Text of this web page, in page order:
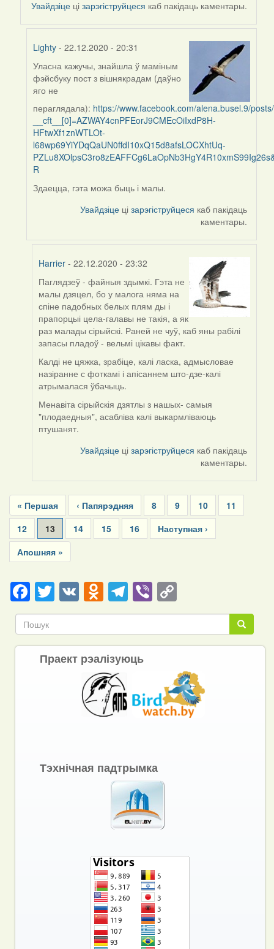
Увайдзіце цізарэгіструйцеся каб пакідаць каментары.
Lighty- 22.12.2020 - 20:31
In
reply
to
by
Harrier
Уласна кажучы, знайшла ў маміным
фэйсбуку пост з вішнякрадам (даўно
яго не
пераглядала): https://www.facebook.com/alena.busel.9/
__cft__[0]=AZWAY4cnPFEorJ9CMEcOiIxdP8H-
HFtwXf1znWTLOt-
l68wp69YiYDqQaUN0ffdI10xQ15d8afsLOCXhtUq-
R
Здаецца, гэта можа быць і малы.
Увайдзіце цізарэгіструйцеся каб пакідаць
каментары.
Harrier - 22.12.2020 - 23:32
In
reply
to
by
Lighty
Паглядзеў - файныя здымкі. Гэта не
малы дзяцел, бо у малога няма на
спіне падобных белых плям ды і
прапорцыі цела-галавы не такія, а як
раз малады сірыйскі. Раней не чуў, каб яны рабілі
запасы пладоў - вельмі цікавы факт.
Калді не цяжка, зрабіце, калі ласка, адмысловае
назіранне с фоткамі і апісаннем што-дзе-калі
атрымалася ўбачыць.
Менавіта сірыйскія дзятлы з нашых- самыя
"плодаедныя", асабліва калі выкармліваюць
птушанят.
Увайдзіце цізарэгіструйцеся каб пакідаць
каментары.
Pagination
First
page
« Першая
Previous
page
‹ Папярэдняя Page
8 Page
9 Page
10 Page
11
Page
12
Current
page
13 Page
14 Page
15 Page
16
Next
page
Наступная ›
Last
page
Апошняя »
Facebook
Twitter
VKOdnoklassniki
Telegram
ViberCopy
Link Пошук
Пошук
Праект рэалізуюць
Тэхнічная падтрымка